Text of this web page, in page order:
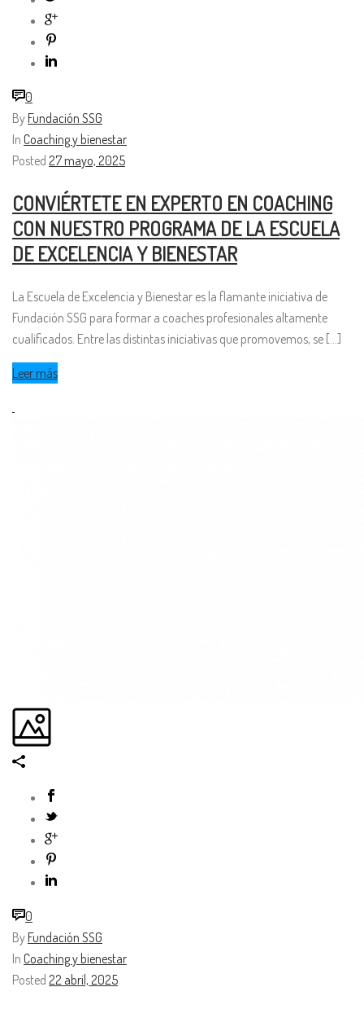
0
By Fundación SSG
In Coaching y bienestar
Posted 27 mayo, 2025
CONVIÉRTETE EN EXPERTO EN COACHING
CON NUESTRO PROGRAMA DE LA ESCUELA
DE EXCELENCIA Y BIENESTAR
La Escuela de Excelencia y Bienestar es la flamante iniciativa de
Fundación SSG para formar a coaches profesionales altamente
cualificados. Entre las distintas iniciativas que promovemos, se [...]
Leer más
0
By Fundación SSG
In Coaching y bienestar
Posted 22 abril, 2025